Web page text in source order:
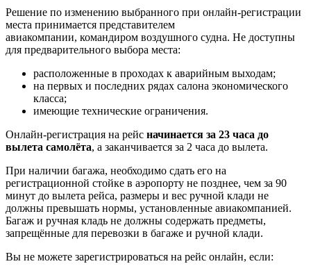
Решение по изменению выбранного при онлайн-регистрации
места принимается представителем
авиакомпании, командиром воздушного судна. Не доступны
для предварительного выбора места:
расположенные в проходах к аварийным выходам;
на первых и последних рядах салона экономического
класса;
имеющие технические ограничения.
Онлайн-регистрация на рейс начинается за 23 часа до
вылета самолёта, а заканчивается за 2 часа до вылета.
При наличии багажа, необходимо сдать его на
регистрационной стойке в аэропорту не позднее, чем за 90
минут до вылета рейса, размеры и вес ручной клади не
должны превышать нормы, установленные авиакомпанией.
Багаж и ручная кладь не должны содержать предметы,
запрещённые для перевозки в багаже и ручной клади.
Вы не можете зарегистрироваться на рейс онлайн, если: